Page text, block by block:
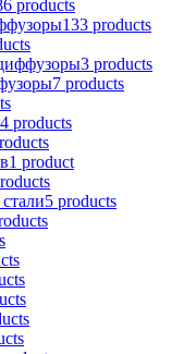
products
133 products
3 products
7 products
4 products
1 product
5 products